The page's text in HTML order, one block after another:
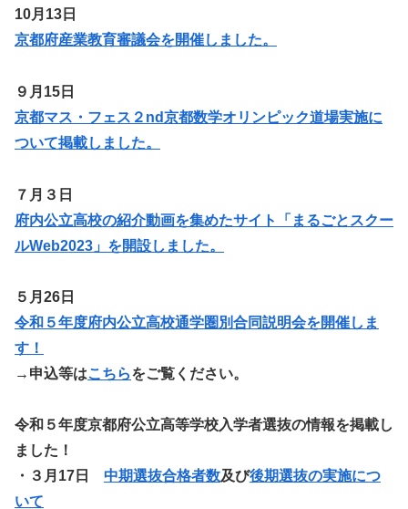
10月13日
京都府産業教育審議会を開催しました。
９月15日
京都マス・フェス２nd京都数学オリンピック道場実施に
ついて掲載しました。
７月３日
府内公立高校の紹介動画を集めたサイト「まるごとスクー
ルWeb2023」を開設しました。
５月26日
令和５年度府内公立高校通学圏別合同説明会を開催しま
す！
→申込等はこちらをご覧ください。
令和５年度京都府公立高等学校入学者選抜の情報を掲載し
ました！
・ ３月17日 中期選抜合格者数及び後期選抜の実施につ
いて